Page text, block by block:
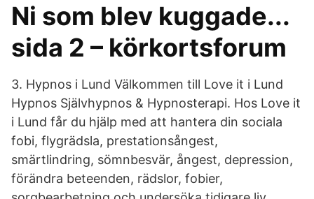
Ni som blev kuggade...
sida 2 – körkortsforum
3. Hypnos i Lund Välkommen till Love it i Lund
Hypnos Självhypnos & Hypnosterapi. Hos Love it
i Lund får du hjälp med att hantera din sociala
fobi, flygrädsla, prestationsångest,
smärtlindring, sömnbesvär, ångest, depression,
förändra beteenden, rädslor, fobier,